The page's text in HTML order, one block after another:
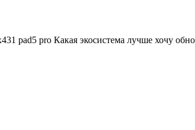
pad5 pro Какая экосистема лучше хочу